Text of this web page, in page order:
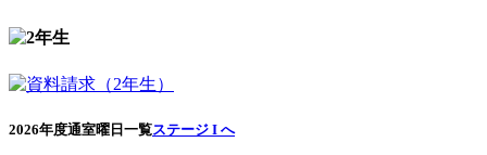
2026年度通室曜日一覧ステージ I へ